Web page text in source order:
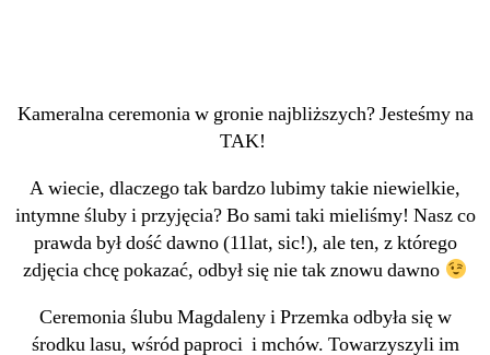
Kameralna ceremonia w gronie najbliższych? Jesteśmy na
TAK!
A wiecie, dlaczego tak bardzo lubimy takie niewielkie,
intymne śluby i przyjęcia? Bo sami taki mieliśmy! Nasz co
prawda był dość dawno (11lat, sic!), ale ten, z którego
zdjęcia chcę pokazać, odbył się nie tak znowu dawno
Ceremonia ślubu Magdaleny i Przemka odbyła się w
środku lasu, wśród paproci i mchów. Towarzyszyli im